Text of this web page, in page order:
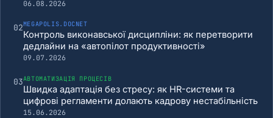
06.08.2026
02MEGAPOLIS.DOCNET
Контроль виконавської дисципліни: як перетворити
дедлайни на «автопілот продуктивності»
09.07.2026
03АВТОМАТИЗАЦІЯ ПРОЦЕСІВ
Швидка адаптація без стресу: як HR-системи та
цифрові регламенти долають кадрову нестабільність
15.06.2026